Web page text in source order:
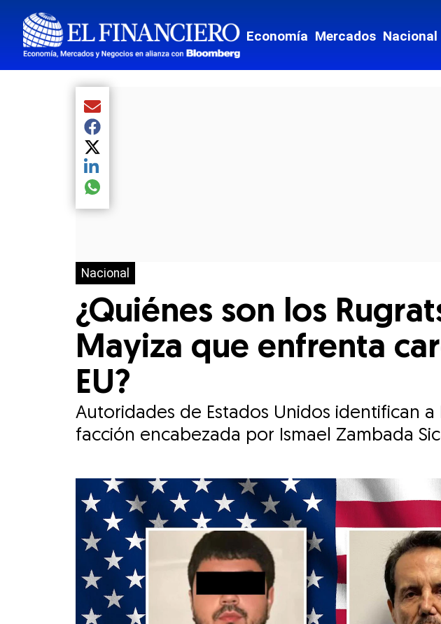
Economía Mercados Nacional
Nacional
¿Quiénes son los
Mayiza que enfrenta
EU?
Autoridades de Estados Unidos identifican
facción encabezada por Ismael Zambada
Compartir el artículo actual mediante Email
Compartir el artículo actual mediante Facebook
Compartir el artículo actual mediante Twitter
Compartir el artículo actual mediante LinkedIn
Compartir el artículo actual mediante global.social-whatsapp